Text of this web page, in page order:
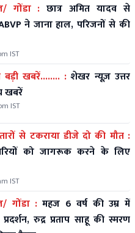
परसपुर/करनैलगंज/ गोंडा : छात्र अमित यादव से
ने जाना हाल, परिजनों से की
IST
खबरें........ : शेखर न्यूज़ उत्तर
खबरें
IST
सीतापुर में विद्युत तारों से टकराया डीजे दो की मौत :
को जागरूक करने के लिए
IST
परसपुर/करनैलगंज/ गोंडा : महज 6 वर्ष की उम्र में
रुद्र प्रताप साहू की स्मरण